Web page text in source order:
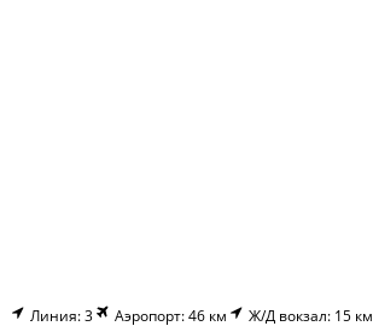
Линия: 3 Аэропорт: 46 км Ж/Д вокзал: 15 км